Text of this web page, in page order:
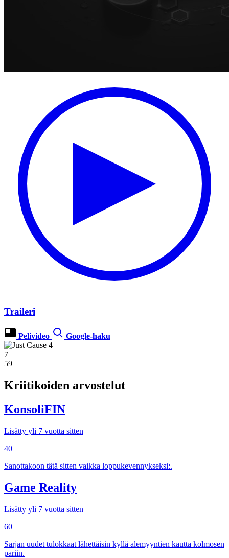
Traileri
Pelivideo Google-haku
7
59
Kriitikoiden arvostelut
KonsoliFIN
Lisätty yli 7 vuotta sitten
40
Sanottakoon tätä sitten vaikka loppukevennykseksi:.
Game Reality
Lisätty yli 7 vuotta sitten
60
Sarjan uudet tulokkaat lähettäisin kyllä alemyyntien kautta kolmosen
pariin.